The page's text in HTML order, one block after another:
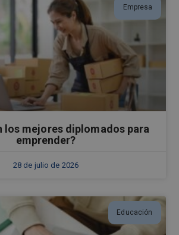
Empresa
los mejores diplomados para
emprender?
28 de julio de 2026
Educación